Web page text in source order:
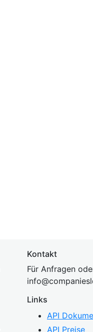
Kontakt
Für Anfragen
info@companies
Links
API
API Preise